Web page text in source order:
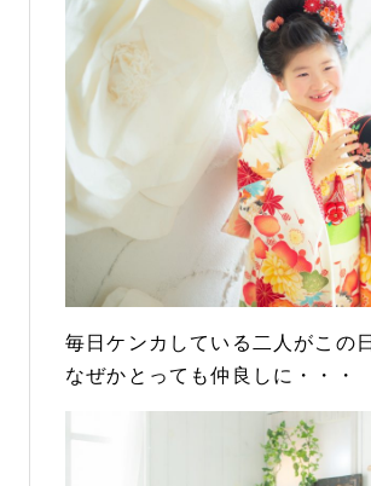
毎日ケンカしている二人がこの
なぜかとっても仲良しに・・・